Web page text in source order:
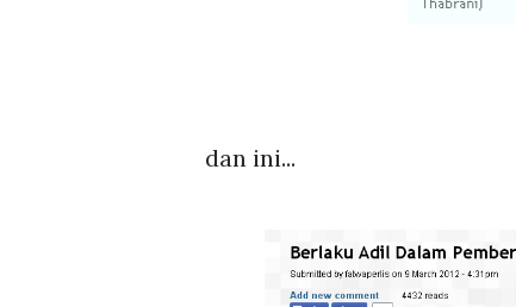
dan ini...